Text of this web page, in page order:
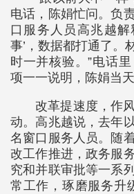
电话，陈娟忙问。负
口服务人员高兆越解
事’，数据都打通了。
时一并核验。”电话
项一一说明，陈娟当
改革提速度，作
动。高兆越说，去年
名窗口服务人员。随
改工作推进，政务服
究和并联审批等一系
常工作，琢磨服务升